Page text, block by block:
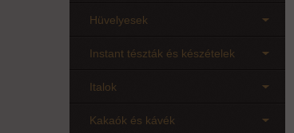
Hüvelyesek
Instant tészták és készételek
Italok
Kakaók és kávék